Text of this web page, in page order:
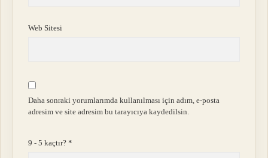
Web Sitesi
Daha sonraki yorumlarımda kullanılması için adım, e-posta
adresim ve site adresim bu tarayıcıya kaydedilsin.
9 - 5 kaçtır?*